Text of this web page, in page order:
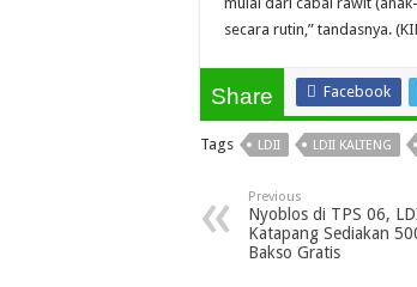
secara rutin,” tandasnya.
Share Facebook
Tags LDII LDII KALTENG
Previous
Nyoblos di TPS 06,
Katapang Sediakan
Bakso Gratis